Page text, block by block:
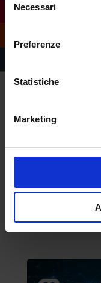
delNecessari
Preferenze
Statistiche
Marketing